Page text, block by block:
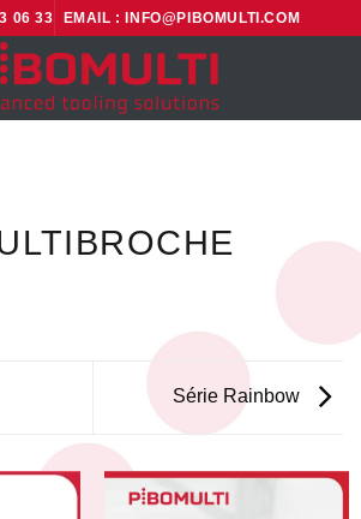
06 33 EMAIL : INFO@PIBOMULTI.COM
Série Rainbow